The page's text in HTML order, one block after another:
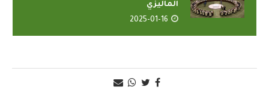
الماليزي
2025-01-16